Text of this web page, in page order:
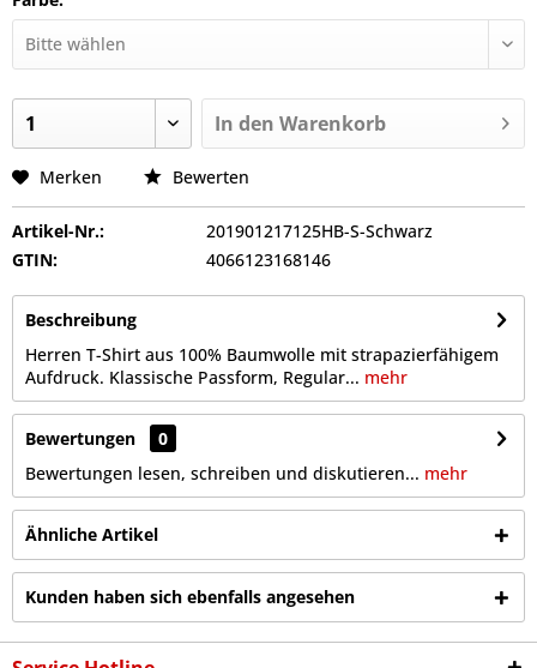
In den Warenkorb
Merken Bewerten
Artikel-Nr.:
201901217125HB-S-Schwarz
GTIN:
4066123168146
Beschreibung
Herren T-Shirt aus 100% Baumwolle mit strapazierfähigem
Aufdruck. Klassische Passform, Regular... mehr
Bewertungen
0
Bewertungen lesen, schreiben und diskutieren... mehr
Ähnliche Artikel
Kunden haben sich ebenfalls angesehen